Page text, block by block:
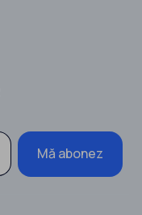
Mă abonez